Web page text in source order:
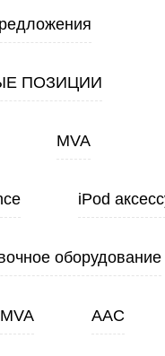
ПОЗИЦИИ
MVA
iPod
оборудование
ААС